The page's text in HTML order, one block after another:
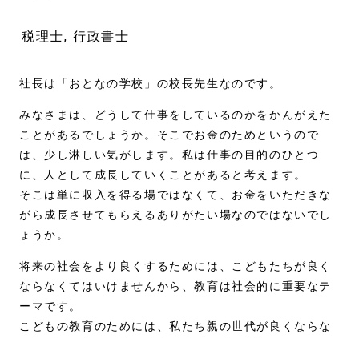
税理士 行政書士
社長は「おとなの学校」の校長先生なのです。
みなさまは、どうして仕事をしているのかをかんがえた
ことがあるでしょうか。そこでお金のためというので
は、少し淋しい気がします。私は仕事の目的のひとつ
に、人として成長していくことがあると考えます。
そこは単に収入を得る場ではなくて、お金をいただきな
がら成長させてもらえるありがたい場なのではないでし
ょうか。
将来の社会をより良くするためには、こどもたちが良く
ならなくてはいけませんから、教育は社会的に重要なテ
ーマです。
こどもの教育のためには、私たち親の世代が良くならな